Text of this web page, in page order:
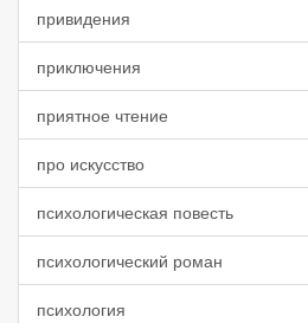
привидения
приключения
приятное чтение
про искусство
психологическая повесть
психологический роман
психология